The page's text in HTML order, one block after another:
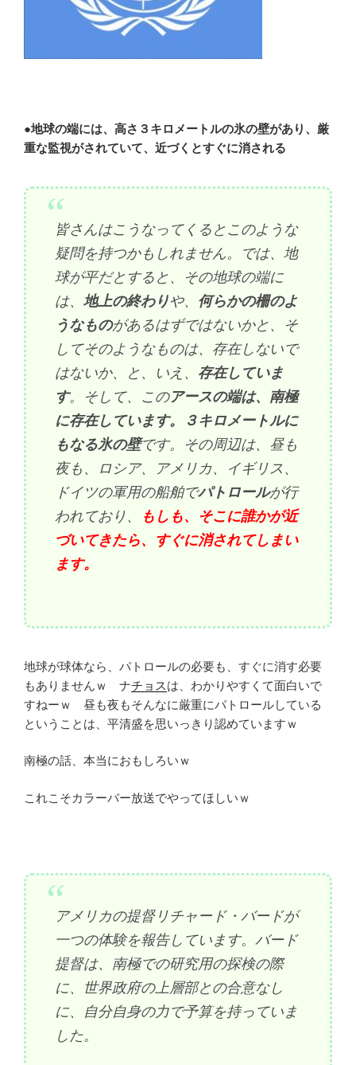
●地球の端には、高さ３キロメートルの氷の壁があり、厳
重な監視がされていて、近づくとすぐに消される
皆さんはこうなってくるとこのような
疑問を持つかもしれません。では、地
球が平だとすると、その地球の端に
は、 地上の終わりや、 何らかの柵のよ
うなものがあるはずではないかと、そ
してそのようなものは、存在しないで
はないか、と、いえ、 存在していま
す。そして、このアースの端は、南極
に存在しています。３キロメートルに
もなる氷の壁です。その周辺は、昼も
夜も、ロシア、アメリカ、イギリス、
ドイツの軍用の船舶でパトロールが行
われており、
もしも、そこに誰かが近
づいてきたら、すぐに消されてしまい
ます。
地球が球体なら、パトロールの必要も、すぐに消す必要
もありませんｗ ナチョスは、わかりやすくて面白いで
すねーｗ 昼も夜もそんなに厳重にパトロールしている
ということは、平清盛を思いっきり認めていますｗ
南極の話、本当におもしろいｗ
これこそカラーバー放送でやってほしいｗ
アメリカの提督リチャード・バードが
一つの体験を報告しています。バード
提督は、南極での研究用の探検の際
に、世界政府の上層部との合意なし
に、自分自身の力で予算を持っていま
した。